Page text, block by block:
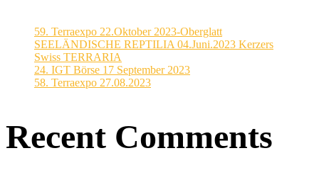
59. Terraexpo 22.Oktober 2023-Oberglatt
SEELÄNDISCHE REPTILIA 04.Juni.2023 Kerzers
Swiss TERRARIA
24. IGT Börse 17 September 2023
58. Terraexpo 27.08.2023
Recent Comments